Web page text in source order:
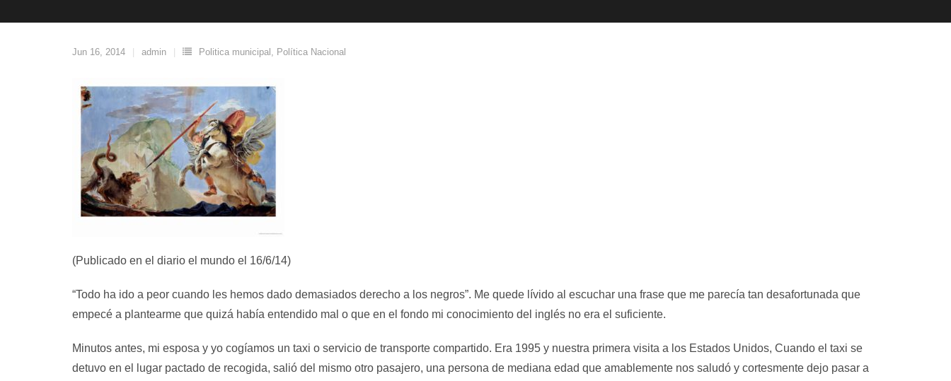
Jun 16, 2014 admin Politica municipal , Política Nacional
(Publicado en el diario el mundo el 16/6/14)
“Todo ha ido a peor cuando les hemos dado demasiados derecho a los negros”. Me quede lívido al escuchar una frase que me parecía tan desafortunada que
empecé a plantearme que quizá había entendido mal o que en el fondo mi conocimiento del inglés no era el suficiente.
Minutos antes, mi esposa y yo cogíamos un taxi o servicio de transporte compartido. Era 1995 y nuestra primera visita a los Estados Unidos, Cuando el taxi se
detuvo en el lugar pactado de recogida, salió del mismo otro pasajero, una persona de mediana edad que amablemente nos saludó y cortesmente dejo pasar a